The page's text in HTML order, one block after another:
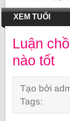
XEM TUỔI
Luận
nào tốt
Tạo bởi
Tags: